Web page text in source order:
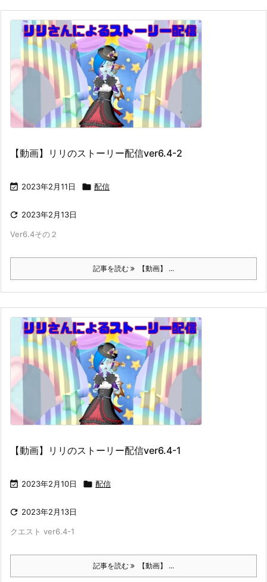
【動画】リリのストーリー配信ver6.4-2
 2023年2月11日  配信
 2023年2月13日
Ver6.4その２
記事を読む 【動画】 ...
【動画】リリのストーリー配信ver6.4-1
 2023年2月10日  配信
 2023年2月13日
クエスト ver6.4-1
記事を読む 【動画】 ...